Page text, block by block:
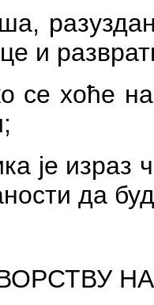
и
се хоће
је израз
да